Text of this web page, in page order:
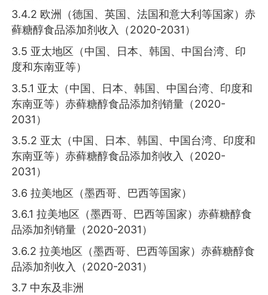
3.4.2 欧洲（德国、英国、法国和意大利等国家）赤
藓糖醇食品添加剂收入（2020-2031）
3.5 亚太地区（中国、日本、韩国、中国台湾、印
度和东南亚等）
3.5.1 亚太（中国、日本、韩国、中国台湾、印度和
东南亚等）赤藓糖醇食品添加剂销量（2020-
2031）
3.5.2 亚太（中国、日本、韩国、中国台湾、印度和
东南亚等）赤藓糖醇食品添加剂收入（2020-
2031）
3.6 拉美地区（墨西哥、巴西等国家）
3.6.1 拉美地区（墨西哥、巴西等国家）赤藓糖醇食
品添加剂销量（2020-2031）
3.6.2 拉美地区（墨西哥、巴西等国家）赤藓糖醇食
品添加剂收入（2020-2031）
3.7 中东及非洲